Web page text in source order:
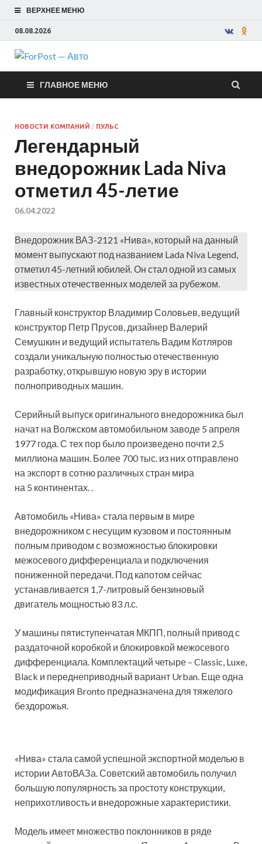
ВЕРХНЕЕ МЕНЮ
08.08.2026
ForPost —
Авто
ГЛАВНОЕ МЕНЮ
НОВОСТИ КОМПАНИЙ / ПУЛЬС
Легендарный
внедорожник Lada Niva
отметил 45-летие
06.04.2022
Внедорожник ВАЗ-2121 «Нива», который на данный
момент выпускают под названием Lada Niva Legend,
отметил 45-летний юбилей. Он стал одной из самых
известных отечественных моделей за рубежом.
Главный конструктор Владимир Соловьев, ведущий
конструктор Петр Прусов, дизайнер Валерий
Семушкин и ведущий испытатель Вадим Котляров
создали уникальную полностью отечественную
разработку, открывшую новую эру в истории
полноприводных машин.
Серийный выпуск оригинального внедорожника был
начат на Волжском автомобильном заводе 5 апреля
1977 года. С тех пор было произведено почти 2,5
миллиона машин. Более 700 тыс. из них отправлено
на экспорт в сотню различных стран мира
на 5 континентах. .
Автомобиль «Нива» стала первым в мире
внедорожником с несущим кузовом и постоянным
полным приводом с возможностью блокировки
межосевого дифференциала и подключения
пониженной передачи. Под капотом сейчас
устанавливается 1,7-литровый бензиновый
двигатель мощностью 83 л.с.
У машины пятиступенчатая МКПП, полный привод с
раздаточной коробкой и блокировкой межосевого
дифференциала. Комплектаций четыре – Classic, Luxe,
Black и переднеприводный вариант Urban. Еще одна
модификация Bronto предназначена для тяжелого
бездорожья.
«Нива» стала самой успешной экспортной моделью в
истории АвтоВАЗа. Советский автомобиль получил
большую популярность за простоту конструкции,
неприхотливость и внедорожные характеристики.
Модель имеет множество поклонников в ряде